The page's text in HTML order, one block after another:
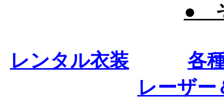
●
レンタル衣装
各
レーザー